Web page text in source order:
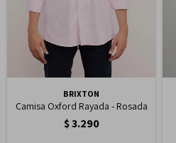
BRIXTON
Camisa Oxford Rayada - Rosada
$3.290